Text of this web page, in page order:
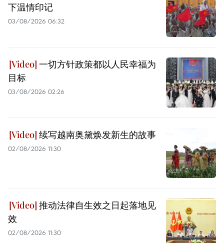
下温情印记
03/08/2026 06:32
一切方针政策都以人民幸福为
目标
03/08/2026 02:26
续写越南奥黛焕发新生的故事
02/08/2026 11:30
推动法律自生效之日起落地见
效
02/08/2026 11:30